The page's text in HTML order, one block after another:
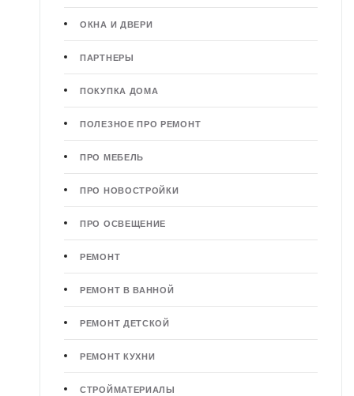
ОКНА И ДВЕРИ
ПАРТНЕРЫ
ПОКУПКА ДОМА
ПОЛЕЗНОЕ ПРО РЕМОНТ
ПРО МЕБЕЛЬ
ПРО НОВОСТРОЙКИ
ПРО ОСВЕЩЕНИЕ
РЕМОНТ
РЕМОНТ В ВАННОЙ
РЕМОНТ ДЕТСКОЙ
РЕМОНТ КУХНИ
СТРОЙМАТЕРИАЛЫ